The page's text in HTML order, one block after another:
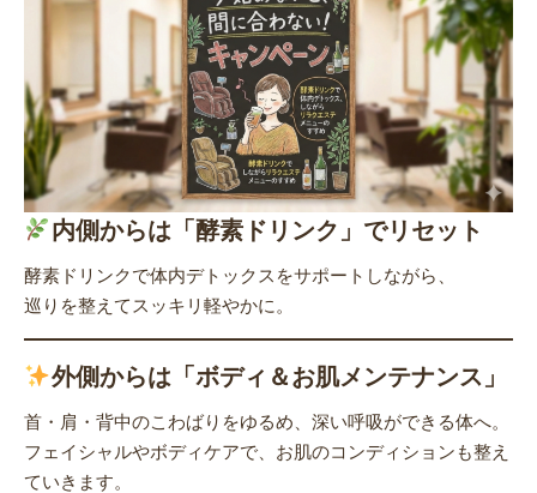
内側からは「酵素ドリンク」でリセット
酵素ドリンクで体内デトックスをサポートしながら、
巡りを整えてスッキリ軽やかに。
外側からは「ボディ＆お肌メンテナンス」
首・肩・背中のこわばりをゆるめ、深い呼吸ができる体へ。
フェイシャルやボディケアで、お肌のコンディションも整え
ていきます。